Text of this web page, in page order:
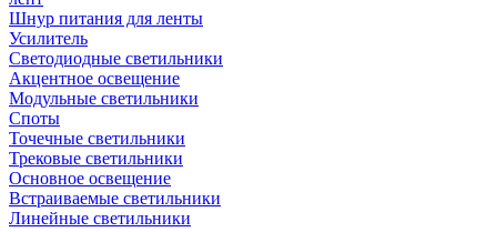
Шнур питания для ленты
Усилитель
Светодиодные светильники
Акцентное освещение
Модульные светильники
Споты
Точечные светильники
Трековые светильники
Основное освещение
Встраиваемые светильники
Линейные светильники